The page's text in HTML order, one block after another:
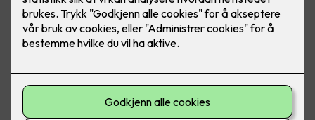
mye penger. Om elbilen din støtter det kan du lade smart
ved kun å bruke en app.